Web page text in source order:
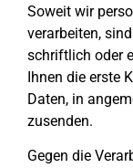
Soweit wir
verarbeiten,
schriftlich oder
Ihnen die erste
Daten, in
zusenden.
Gegen die